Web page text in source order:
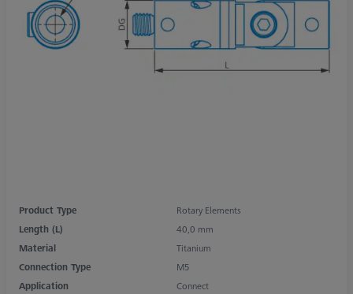
Product Type
Rotary Elements
Length (L)
40,0 mm
Material
Titanium
Connection Type
M5
Application
Connect